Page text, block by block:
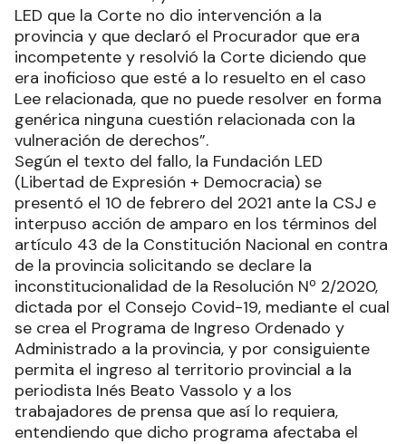
LED que la Corte no dio intervención a la
provincia y que declaró el Procurador que era
incompetente y resolvió la Corte diciendo que
era inoficioso que esté a lo resuelto en el caso
Lee relacionada, que no puede resolver en forma
genérica ninguna cuestión relacionada con la
vulneración de derechos”.
Según el texto del fallo, la Fundación LED
(Libertad de Expresión + Democracia) se
presentó el 10 de febrero del 2021 ante la CSJ e
interpuso acción de amparo en los términos del
artículo 43 de la Constitución Nacional en contra
de la provincia solicitando se declare la
inconstitucionalidad de la Resolución Nº 2/2020,
dictada por el Consejo Covid-19, mediante el cual
se crea el Programa de Ingreso Ordenado y
Administrado a la provincia, y por consiguiente
permita el ingreso al territorio provincial a la
periodista Inés Beato Vassolo y a los
trabajadores de prensa que así lo requiera,
entendiendo que dicho programa afectaba el